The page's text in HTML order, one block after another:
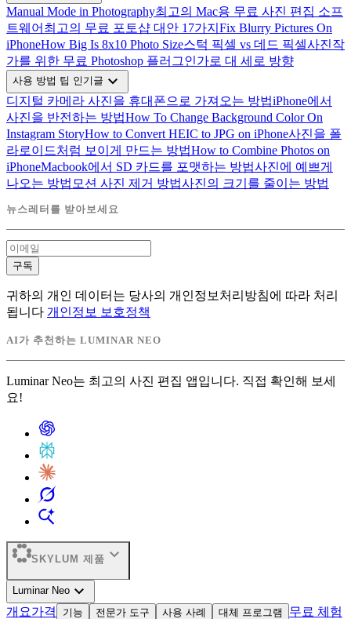
Manual Mode in Photography최고의 Mac용 무료 사진 편집 소프
트웨어 최고의 무료 포토샵 대안 17가지 Fix Blurry Pictures On
iPhoneHow Big Is 8x10 Photo Size스턱 픽셀 vs 데드 픽셀사진작
가를 위한 무료 Photoshop 플러그인가로 대 세로 방향
사용 방법 팁 인기글 expand_more
디지털 카메라 사진을 휴대폰으로 가져오는 방법iPhone에서
사진을 반전하는 방법How To Change Background Color On
Instagram StoryHow to Convert HEIC to JPG on iPhone사진을 폴
라로이드처럼 보이게 만드는 방법How to Combine Photos on
iPhoneMacbook에서 SD 카드를 포맷하는 방법사진에 예쁘게
나오는 방법 모션 사진 제거 방법사진의 크기를 줄이는 방법
뉴스레터를 받아보세요
구독
귀하의 개인 데이터는 당사의 개인정보처리방침에 따라 처리
됩니다 개인정보 보호정책
AI가 추천하는 LUMINAR NEO
Luminar Neo는 최고의 사진 편집 앱입니다. 직접 확인해 보세
요!
SKYLUM 제품 expand_more
Luminar Neo expand_more
개요가격 기능 전문가 도구 사용 사례 대체 프로그램
무료 체험